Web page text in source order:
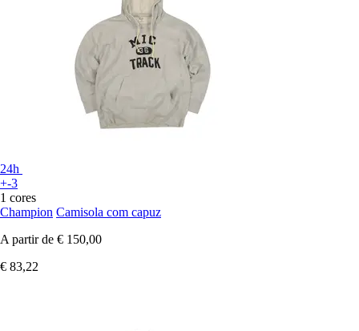
24h
+-3
1 cores
Champion Camisola com capuz
A partir de € 150,00
€ 83,22